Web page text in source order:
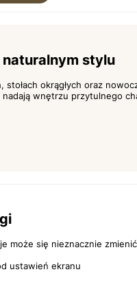
naturalnym stylu
okrągłych oraz
wnętrzu przytulnego
może się nieznacznie zmienić
ustawień ekranu